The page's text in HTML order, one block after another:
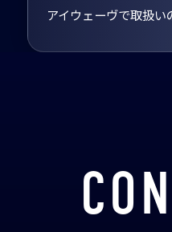
アイウェーヴで取扱